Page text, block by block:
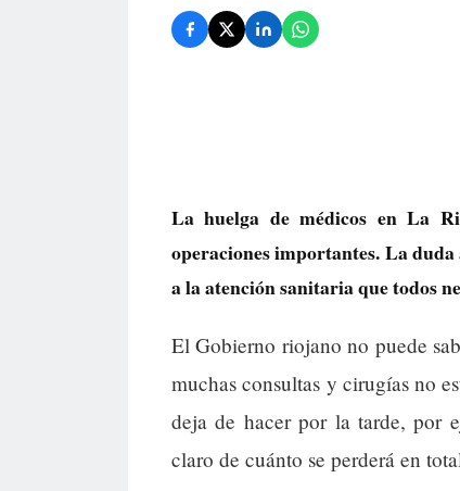
La huelga de médicos en La
operaciones importantes. La
a la atención sanitaria que todos
El Gobierno riojano no puede
muchas consultas y cirugías no
deja de hacer por la tarde, por
claro de cuánto se perderá en